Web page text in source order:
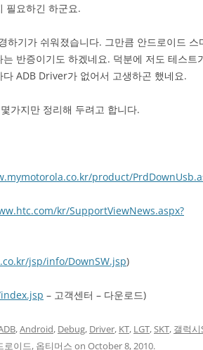
필요하긴 하군요.
하기가 쉬워졌습니다. 그만큼 안드로이드 스
반증이기도 하겠네요. 덕분에 저도 테스트
ADB Driver가 없어서 고생하곤 했네요.
가지만 정리해 두려고 합니다.
product/
kr/SupportViewNews.aspx?
jsp/info/DownSW.jsp)
– 고객센터 – 다운로드)
,Android, Debug, Driver, KT, LGT,SKT, 갤럭시
로이드, 옵티머스 on October 8, 2010.